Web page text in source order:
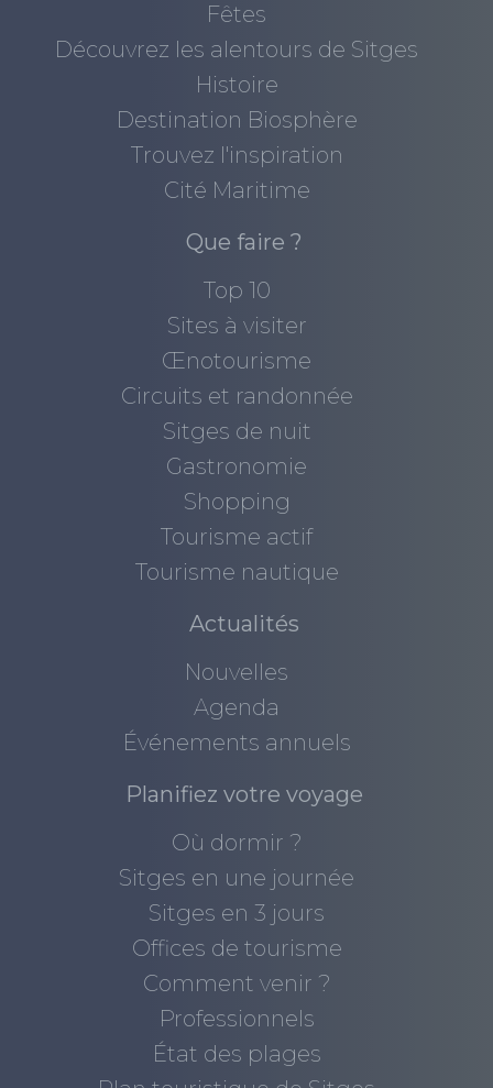
Fêtes
Découvrez les alentours de Sitges
Histoire
Destination Biosphère
Trouvez l'inspiration
Cité Maritime
Que faire ?
Top 10
Sites à visiter
Œnotourisme
Circuits et randonnée
Sitges de nuit
Gastronomie
Shopping
Tourisme actif
Tourisme nautique
Actualités
Nouvelles
Agenda
Événements annuels
Planifiez votre voyage
Où dormir ?
Sitges en une journée
Sitges en 3 jours
Offices de tourisme
Comment venir ?
Professionnels
État des plages